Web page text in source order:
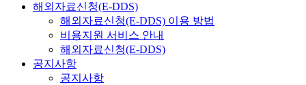
해외자료신청(E-DDS)
해외자료신청(E-DDS) 이용 방법
비용지원 서비스 안내
해외자료신청(E-DDS)
공지사항
공지사항